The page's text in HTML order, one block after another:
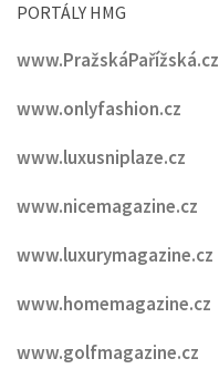
PORTÁLY HMG
www.PražskáPařížská.cz
www.onlyfashion.cz
www.luxusniplaze.cz
www.nicemagazine.cz
www.luxurymagazine.cz
www.homemagazine.cz
www.golfmagazine.cz